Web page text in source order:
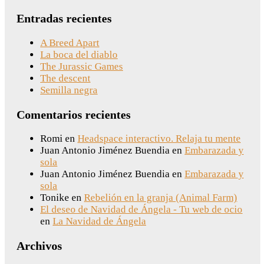
Entradas recientes
A Breed Apart
La boca del diablo
The Jurassic Games
The descent
Semilla negra
Comentarios recientes
Romi en Headspace interactivo. Relaja tu mente
Juan Antonio Jiménez Buendia en Embarazada y
sola
Juan Antonio Jiménez Buendia en Embarazada y
sola
Tonike en Rebelión en la granja (Animal Farm)
El deseo de Navidad de Ángela - Tu web de ocio
en La Navidad de Ángela
Archivos